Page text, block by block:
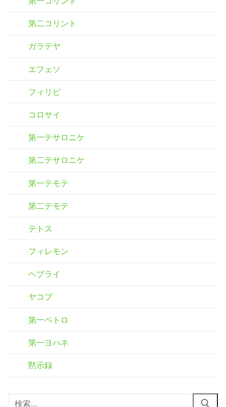
第二コリント
ガラテヤ
エフェソ
フィリピ
コロサイ
第一テサロニケ
第二テサロニケ
第一テモテ
第二テモテ
テトス
フィレモン
ヘブライ
ヤコブ
第一ペトロ
第一ヨハネ
黙示録